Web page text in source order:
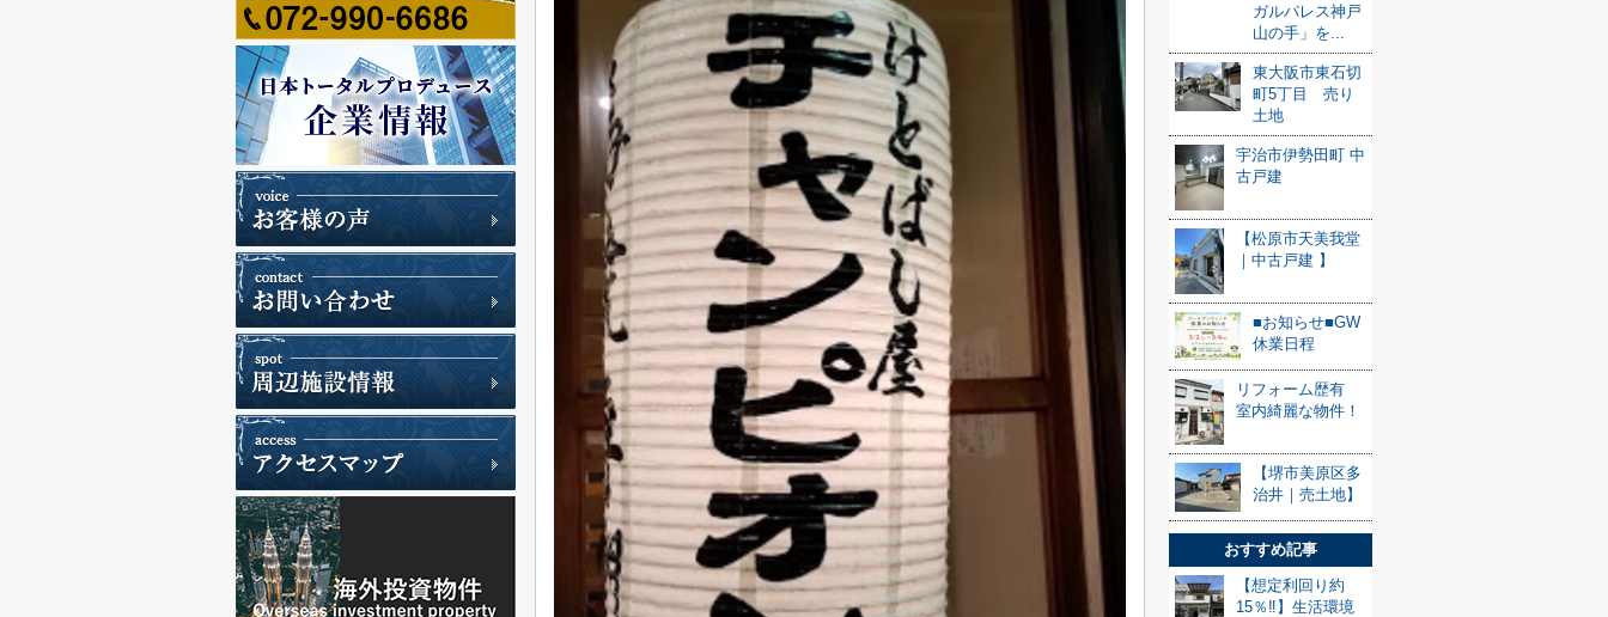
ガルパレス神戸
山の手」を...
東大阪市東石切
町5丁目 売り
土地
宇治市伊勢田町 中
古戸建
【松原市天美我堂
｜中古戸建 】
■お知らせ■GW
休業日程
リフォーム歴有
室内綺麗な物件！
【堺市美原区多
治井｜売土地】
おすすめ記事
【想定利回り約
15％‼】生活環境